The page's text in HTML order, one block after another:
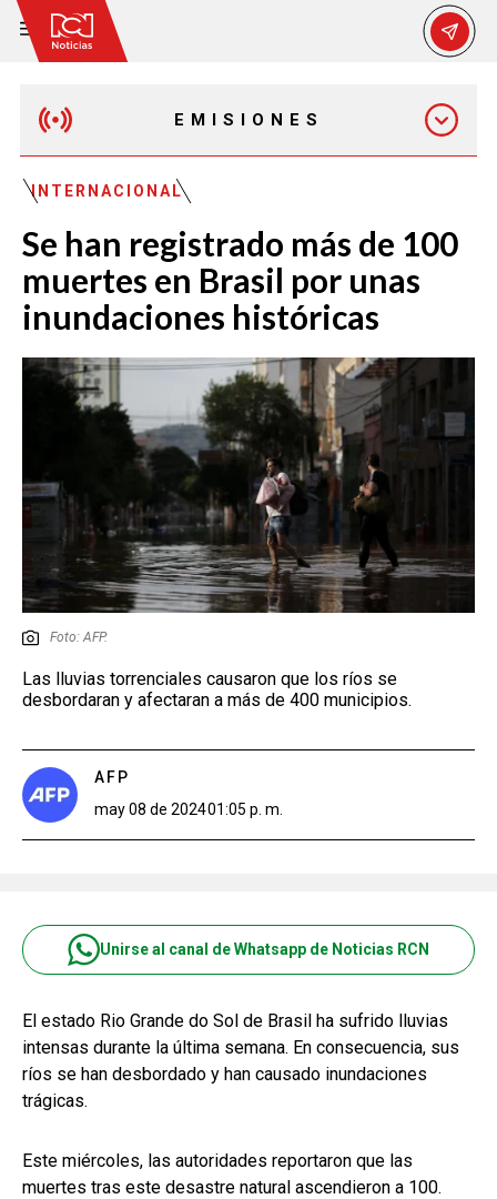
EMISIONES
EMISIÓN 12:30 PM
EMISIÓN 7:00 PM
EMISIÓN 11:30 PM
INTERNACIONAL
Se han registrado más de 100
muertes en Brasil por unas
inundaciones históricas
Foto: AFP.
Las lluvias torrenciales causaron que los ríos se
desbordaran y afectaran a más de 400 municipios.
AFP
may 08 de 202401:05 p. m.
Unirse al canal de Whatsapp de Noticias RCN
El estado Rio Grande do Sol de Brasil ha sufrido lluvias
intensas durante la última semana. En consecuencia, sus
ríos se han desbordado y han causado inundaciones
trágicas.
Este miércoles, las autoridades reportaron que las
muertes tras este desastre natural ascendieron a 100.